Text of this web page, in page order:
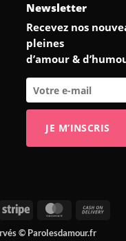
Newsletter
Recevez nos
pleines
d’amour &
Stripe MasterCard
© Parolesdamour.fr